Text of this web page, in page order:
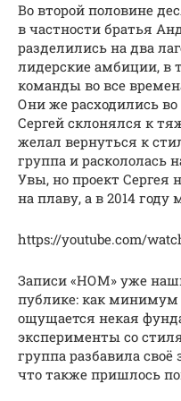
Во второй половине
в частности братья
разделились на два
лидерские амбиции, в
команды во все
Они же расходились
Сергей склонялся к
желал вернуться к
группа и
Увы, но проект Сергея
на плаву, а в 2014 году
https://youtube.com/
Записи «НОМ» уже
публике: как минимум
ощущается некая
эксперименты со
группа разбавила
что также пришлось